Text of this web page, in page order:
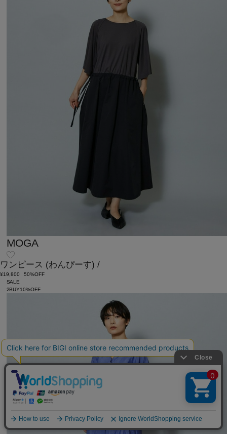
MOGA
ワンピース (わんぴーす) /
¥19,800
50%OFF
SALE
2BUY10%OFF